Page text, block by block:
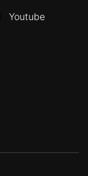
Youtube